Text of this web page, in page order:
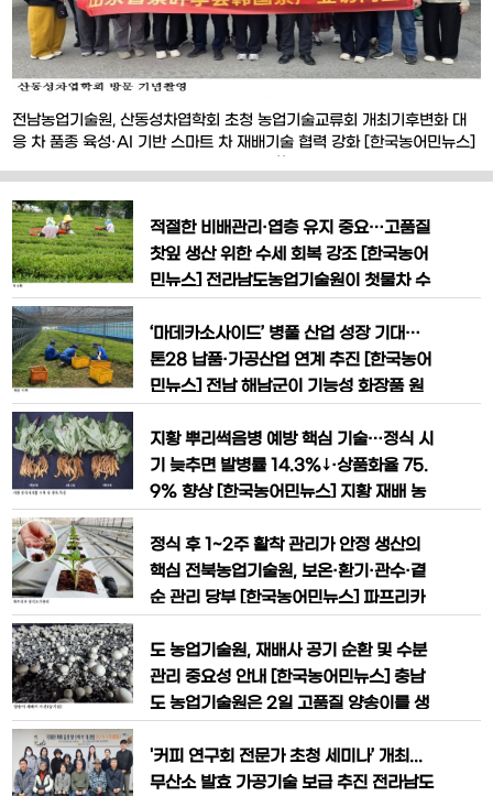
전남농업기술원, 산동성차엽학회 초청 농업기술교류회 개최기후변화 대
응 차 품종 육성·AI 기반 스마트 차 재배기술 협력 강화 [한국농어민뉴스]
후변화 대응형 내한성 차 품종 개발과 스마트 차 재배기술 연구에 본격 나
선다. 전라남도농업기술원은 최근 차산업연구소에서 중국 산동성차엽학
회 대표단을 초청해 농업기술교류회를 개최하고
적절한 비배관리·엽층 유지 중요…고품질
찻잎 생산 위한 수세 회복 강조 [한국농어
민뉴스] 전라남도농업기술원이 첫물차 수
차와 말차 생산을 위한 차나무 재배관리
강화에 나섰다. 특히 수확 이후 적절한 비
배관리와 안정적인 수세 유지가 이후 생산
요소라고 강조했다. 전라남도농업기술원
은 첫물차 수확 후 차나무의 생육 회복
‘마데카소사이드’ 병풀 산업 성장 기대…
톤28 납품·가공산업 연계 추진 [한국농어
민뉴스] 전남 해남군이 기능성 화장품 원
신소득 작물로 육성하며 지역 농업의 미래
성장동력 확보에 나서고 있다. 해남군은
지난 2022년 0.1ha 규모로 시작한 병풀
고 밝혔다. 참여 농가도 2개소로 늘어나면
서 병풀 생산량은 건
지황 뿌리썩음병 예방 핵심 기술…정식 시
기 늦추면 발병률 14.3%↓·상품화율 75.
9% 향상 [한국농어민뉴스] 지황 재배 농
는 정식 시기 조정 기술이 제시됐다. 기후
변화로 장마와 집중호우 변동성이 커진 상
황에서 비용 추가 없이 적용 가능한 실용
삼약초연구소는 지황 종근 정식 시기를 기
존 4월 하순에서 5월 하순
정식 후 1~2주 활착 관리가 안정 생산의
핵심 전북농업기술원, 보온·환기·관수·곁
순 관리 당부 [한국농어민뉴스] 파프리카
면서 초기 활착 관리의 중요성이 다시 강
조되고 있다. 정식 직후의 관리 상태에 따
라 이후 생육 안정과 착과, 수량 및 품질이
낮과 밤의 기온 차가 크고 시설 내 환경 변
화가 심한 시기로,
도 농업기술원, 재배사 공기 순환 및 수분
관리 중요성 안내 [한국농어민뉴스] 충남
도 농업기술원은 2일 고품질 양송이를 생
을 안내했다. 양송이는 겨울에서 봄철로
넘어가는 시기 관리가 매우 중요한데, 이
'커피 연구회 전문가 초청 세미나’ 개최...
무산소 발효 가공기술 보급 추진 전라남도